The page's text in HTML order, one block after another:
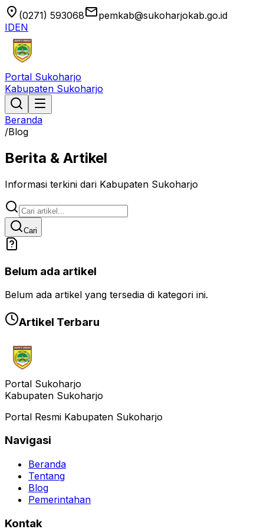
location_on (0271) 593068emailpemkab@sukoharjokab.go.id
IDEN
Portal Sukoharjo
Kabupaten Sukoharjo
Beranda
/Blog
Berita & Artikel
Informasi terkini dari Kabupaten Sukoharjo
Cari
Belum ada artikel
Belum ada artikel yang tersedia di kategori ini.
Artikel Terbaru
Portal Sukoharjo
Kabupaten Sukoharjo
Portal Resmi Kabupaten Sukoharjo
Navigasi
Beranda
Tentang
Blog
Pemerintahan
Kontak